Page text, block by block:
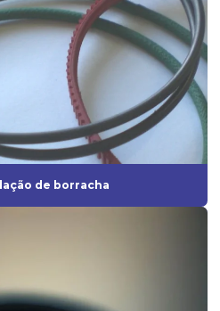
de borracha